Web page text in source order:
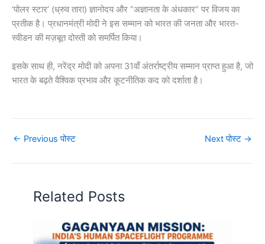
‘पोलर स्टार’ (ध्रुव तारा) ज्ञानोदय और “अज्ञानता के अंधकार” पर विजय का
प्रतीक है। प्रधानमंत्री मोदी ने इस सम्मान को भारत की जनता और भारत-
स्वीडन की मज़बूत दोस्ती को समर्पित किया।
इसके साथ ही, नरेंद्र मोदी को अपना 31वाँ अंतर्राष्ट्रीय सम्मान प्राप्त हुआ है, जो
भारत के बढ़ते वैश्विक प्रभाव और कूटनीतिक कद को दर्शाता है।
← Previous पोस्ट Next पोस्ट →
Related Posts